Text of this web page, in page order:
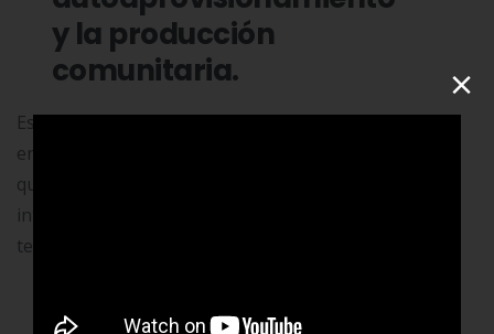
y la producción
comunitaria.
Es decir, nuestra capacidad para
enfrentarnos ante un desempleo masivo
que podría traer el desarrollo de la
inteligencia artificial y el auge
tecnológico.
Mover el dinero.
×